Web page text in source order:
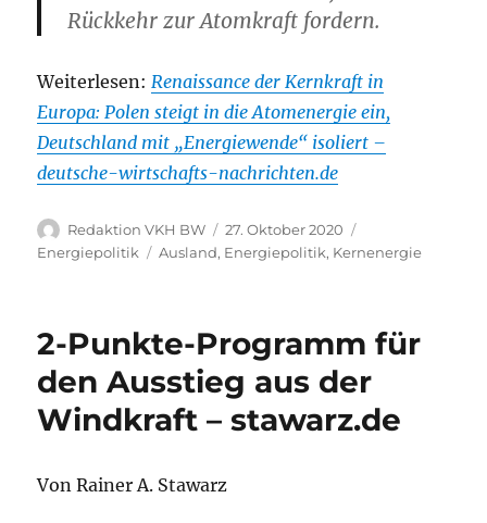
Rückkehr zur Atomkraft fordern.
Weiterlesen: Renaissance der Kernkraft in
Europa: Polen steigt in die Atomenergie ein,
Deutschland mit „Energiewende“ isoliert –
deutsche-wirtschafts-nachrichten.de
Autor
Redaktion VKH BW
Veröffentlicht
am
27. Oktober 2020
Energiepolitik
Schlagwörter
Ausland, Energiepolitik, Kernenergie
2-Punkte-Programm für
den Ausstieg aus der
Windkraft – stawarz.de
Von Rainer A. Stawarz